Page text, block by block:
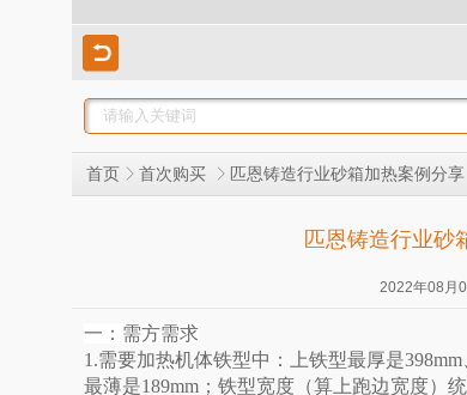
首页 首次购买 匹恩铸造行业砂箱加热案例分享
匹恩铸造行业砂
2022年08月
一：需方需求
1.需要加热机体铁型中：上铁型最厚是398mm
最薄是189mm；铁型宽度（算上跑边宽度）